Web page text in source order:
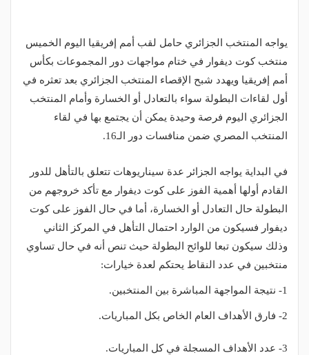
يواجه المنتخب الجزائري حامل لقب أمم إفريقيا اليوم الخميس
منتخب كوت ديفوار في ختام مواجهات دور المجموعات بكأس
أمم إفريقيا ويهدد شبح الإقصاء المنتخب الجزائري بعد تعثره في
أول لقاءات البطولة سواء بالتعادل أو الخسارة وأمام المنتخب
الجزائري اليوم فرصة وحيدة يمكن أن يجتمع بها في لقاء
المنتخب المصري ضمن منافسات دور الـ16.
في البداية يواجه الجزائر عدة سيناريوهات تتعلق بالتأهل للدور
القادم أولها أهمية الفوز على كوت ديفوار مع تأكد خروجهم من
البطولة حال التعادل أو الخسارة، أما في حال الفوز على كوت
ديفوار فسيكون من الوارد احتمال التأهل في المركز الثاني
وذلك سيكون تبعا للوائح البطولة حيث تنص أنه في حال تساوي
منتخبين في عدد النقاط يحتكم لعدة خيارات:
1- نتيجة المواجهة المباشرة بين المنتخبين.
2- فارق الأهداف العام الخاص بكل المباريات.
3- عدد الأهداف المسجلة في كل المباريات.